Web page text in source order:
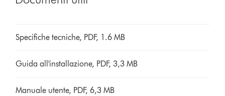
Specifiche tecniche, PDF, 1.6 MB
Guida all'installazione, PDF, 3,3 MB
Manuale utente, PDF, 6,3 MB